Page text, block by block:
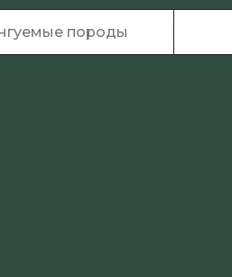
породы